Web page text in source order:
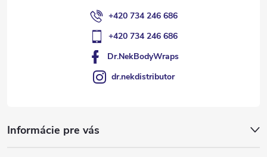
+420 734 246 686
+420 734 246 686
Dr.NekBodyWraps
dr.nekdistributor
Informácie pre vás